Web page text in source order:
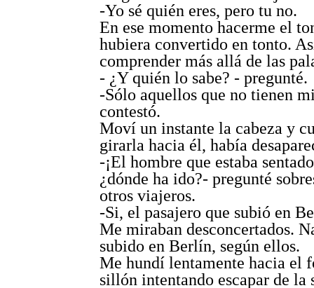
-Yo sé quién eres, pero tu no.
En ese momento hacerme el
hubiera convertido en tonto.
comprender más allá de las
- ¿Y quién lo sabe? - pregunté.
-Sólo aquellos que no tienen
contestó.
Moví un instante la cabeza y
girarla hacia él, había
-¡El hombre que estaba
¿dónde ha ido?- pregunté
otros viajeros.
-Si, el pasajero que subió en
Me miraban desconcertados.
subido en Berlín, según ellos.
Me hundí lentamente hacia el
sillón intentando escapar de la